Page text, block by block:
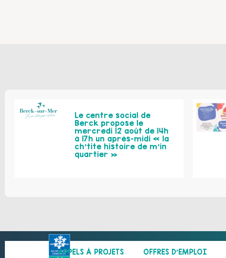
Le centre social de
Berck propose le
mercredi 12 août de 14h
à 17h un après-midi « la
ch’tite histoire de m’in
quartier »
APPELS À PROJETS OFFRES D’EMPLOI